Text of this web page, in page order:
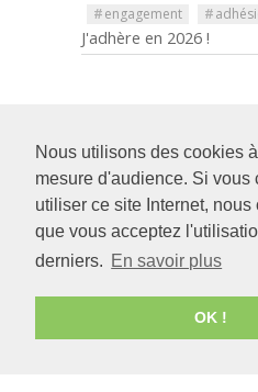
Nous utilisons des cookies
mesure d'audience. Si vous
utiliser ce site Internet,
que vous acceptez
derniers. En savoir plus
OK !
#engagement #
J'adhère en 2026 !
Siège
126 rue
BP 71857
49018
01
02 41 68 98
Agence de